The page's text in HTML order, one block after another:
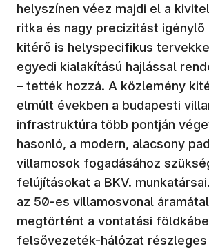
helyszínen véez majdi el a
ritka és nagy precizitást igénylő
kitérő is helyspecifikus
egyedi kialakítású hajlással
– tették hozzá. A közlemény
elmúlt években a budapesti
infrastruktúra több pontján
hasonló, a modern, alacsony
villamosok fogadásához
felújításokat a BKV.
az 50-es villamosvonal
megtörtént a vontatási
felsővezeték-hálózat